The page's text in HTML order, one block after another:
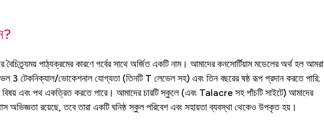
পাঠ্যক্রমের কারণে গর্বের সাথে অর্জিত একটি নাম। আমাদের কনসোর্টিয়াম মডেলের অর্থ হল আমরা
3 টেকনিক্যাল/ভোকেশনাল যোগ্যতা (তিনটি T লেভেল সহ) এবং তিন বছরের ষষ্ঠ রূপ প্রদান করতে পারি;
বিষয় এবং পথ একত্রিত করতে পারে। আমাদের চারটি স্কুলে (এবং Talacre সহ পাঁচটি সাইটে) আমাদের
অভিজ্ঞতা রয়েছে, তবে তারা একটি ঘনিষ্ঠ স্কুল পরিবেশ এবং সহায়তা ব্যবস্থা থেকেও উপকৃত হয়।